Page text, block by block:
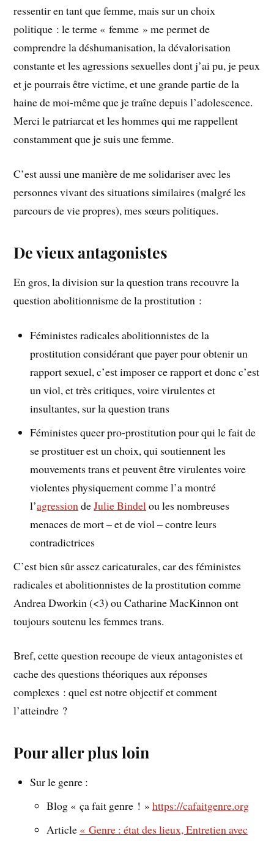
ressentir en tant que femme, mais sur un choix
politique : le terme « femme » me permet de
comprendre la déshumanisation, la dévalorisation
constante et les agressions sexuelles dont j’ai pu, je peux
et je pourrais être victime, et une grande partie de la
haine de moi-même que je traîne depuis l’adolescence.
Merci le patriarcat et les hommes qui me rappellent
constamment que je suis une femme.
C’est aussi une manière de me solidariser avec les
personnes vivant des situations similaires (malgré les
parcours de vie propres), mes sœurs politiques.
De vieux antagonistes
En gros, la division sur la question trans recouvre la
question abolitionnisme de la prostitution :
Féministes radicales abolitionnistes de la
prostitution considérant que payer pour obtenir un
rapport sexuel, c’est imposer ce rapport et donc c’est
un viol, et très critiques, voire virulentes et
insultantes, sur la question trans
Féministes queer pro-prostitution pour qui le fait de
se prostituer est un choix, qui soutiennent les
mouvements trans et peuvent être virulentes voire
violentes physiquement comme l’a montré
l’agression deJulie Bindel ou les nombreuses
menaces de mort – et de viol – contre leurs
contradictrices
C’est bien sûr assez caricaturales, car des féministes
radicales et abolitionnistes de la prostitution comme
Andrea Dworkin (<3) ou Catharine MacKinnon ont
toujours soutenu les femmes trans.
Bref, cette question recoupe de vieux antagonistes et
cache des questions théoriques aux réponses
complexes : quel est notre objectif et comment
l’atteindre ?
Pour aller plus loin
Sur le genre :
Blog « ça fait genre ! » https://cafaitgenre.org
Article « Genre : état des lieux, Entretien avec